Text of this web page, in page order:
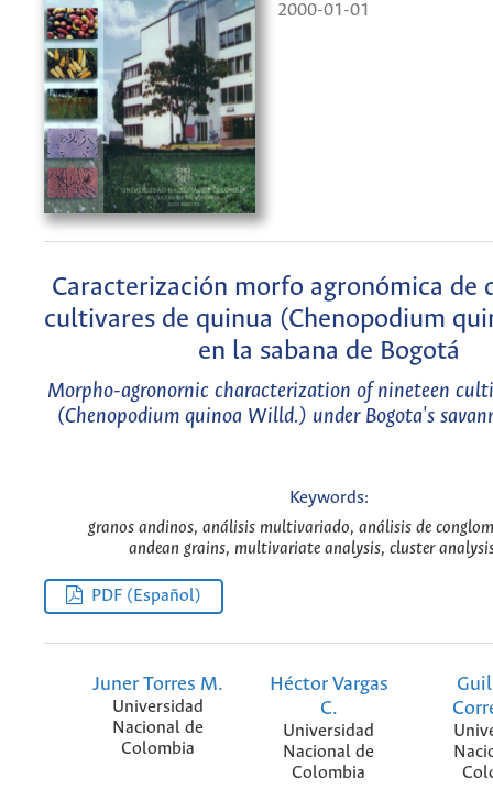
2000-01-01
Caracterización morfo agronómica de
cultivares de quinua (Chenopodium
en la sabana de Bogotá
Morpho-agronornic characterization of nineteen
(Chenopodium quinoa Willd.) under Bogota's
Keywords:
granos andinos, análisis multivariado, análisis de
andean grains, multivariate analysis, cluster
PDF (Español)
Juner Torres M.
Universidad
Nacional de
Colombia
Héctor Vargas
C.
Universidad
Nacional de
Colombia